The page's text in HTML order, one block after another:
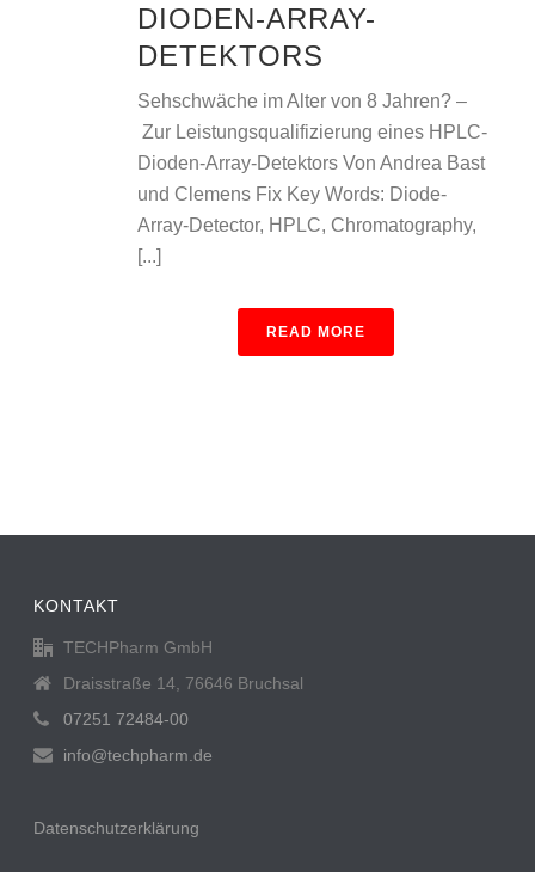
DIODEN-ARRAY-
DETEKTORS
Sehschwäche im Alter von 8 Jahren? –
Zur Leistungsqualifizierung eines HPLC-
Dioden-Array-Detektors Von Andrea Bast
und Clemens Fix Key Words: Diode-
Array-Detector, HPLC, Chromatography,
[...]
READ MORE
KONTAKT
TECHPharm GmbH
Draisstraße 14, 76646 Bruchsal
07251 72484-00
info@techpharm.de
Datenschutzerklärung